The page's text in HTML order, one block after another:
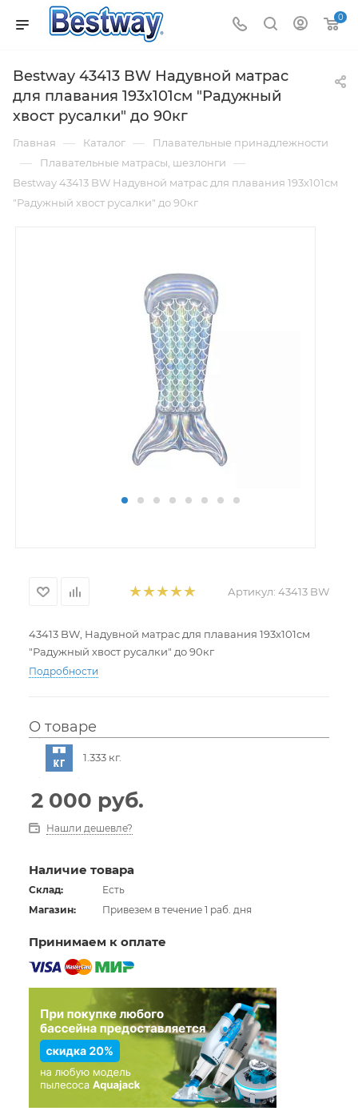
0
Bestway 43413 BW Надувной матрас
для плавания 193х101см "Радужный
хвост русалки" до 90кг
Главная — Каталог — Плавательные принадлежности
— Плавательные матрасы, шезлонги —
Bestway 43413 BW Надувной матрас для плавания 193х101см
"Радужный хвост русалки" до 90кг
Артикул: 43413 BW
43413 BW, Надувной матрас для плавания 193х101см
"Радужный хвост русалки" до 90кг
Подробности
О товаре
1.333 кг.
2 000 руб.
Нашли дешевле?
Наличие товара
Склад:
Есть
Магазин:
Привезем в течение 1 раб. дня
Принимаем к оплате